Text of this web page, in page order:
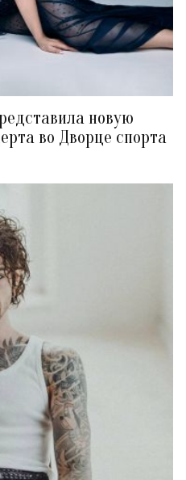
новую
во Дворце спорта